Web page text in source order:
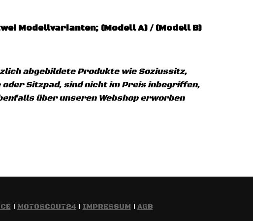
Modellvarianten; (Modell A) / (Modell B)
abgebildete Produkte wie Soziussitz,
Sitzpad, sind nicht im Preis inbegriffen,
über unseren Webshop erworben
| MOTOSCOUT24 | IMPRESSUM | AGB